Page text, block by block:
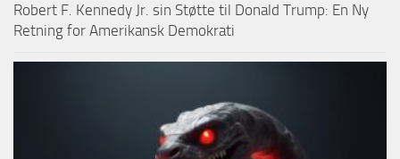
Robert F. Kennedy Jr. sin Støtte til Donald Trump: En Ny
Retning for Amerikansk Demokrati